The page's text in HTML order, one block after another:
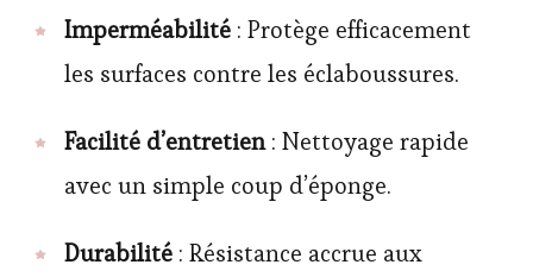
Imperméabilité : Protège efficacement
les surfaces contre les éclaboussures.
Facilité d’entretien: Nettoyage rapide
avec un simple coup d’éponge.
Durabilité : Résistance accrue aux